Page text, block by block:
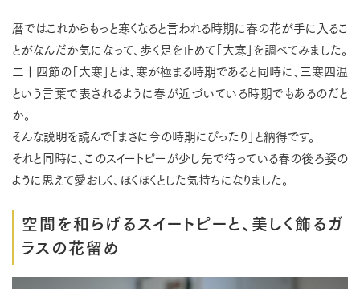
暦ではこれからもっと寒くなると言われる時期に春の花が手に入るこ
とがなんだか気になって、歩く足を止めて「大寒」を調べてみました。
二十四節の「大寒」とは、寒が極まる時期であると同時に、三寒四温
という言葉で表されるように春が近づいている時期でもあるのだと
か。
そんな説明を読んで「まさに今の時期にぴったり」と納得です。
それと同時に、このスイートピーが少し先で待っている春の後ろ姿の
ように思えて愛おしく、ほくほくとした気持ちになりました。
空間を和らげるスイートピーと、美しく飾るガ
ラスの花留め